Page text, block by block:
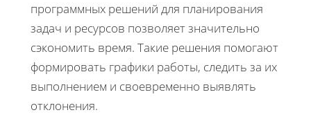
программных решений для планирования
задач и ресурсов позволяет значительно
сэкономить время. Такие решения помогают
формировать графики работы, следить за их
выполнением и своевременно выявлять
отклонения.